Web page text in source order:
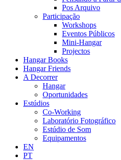
Pos Arquivo
Participação
Workshops
Eventos Públicos
Mini-Hangar
Projectos
Hangar Books
Hangar Friends
A Decorrer
Hangar
Oportunidades
Estúdios
Co-Working
Laboratório Fotográfico
Estúdio de Som
Equipamentos
EN
PT